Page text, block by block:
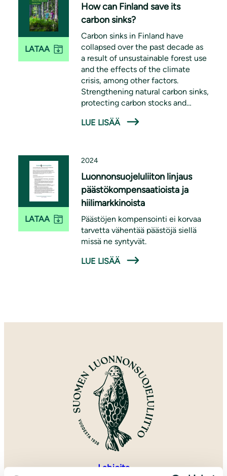
LATAA
How can Finland save its
carbon sinks?
Carbon sinks in Finland have
collapsed over the past decade as
a result of unsustainable forest use
and the effects of the climate
crisis, among other factors.
Strengthening natural carbon sinks,
protecting carbon stocks and
measures for ensuring a liveable
LUE LISÄÄ
LATAA
2024
Luonnonsuojeluliiton linjaus
päästökompensaatioista ja
hiilimarkkinoista
Päästöjen kompensointi ei korvaa
tarvetta vähentää päästöjä siellä
missä ne syntyvät.
LUE LISÄÄ
Lahjoita